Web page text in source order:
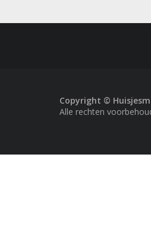
Copyright ©
Alle rechten